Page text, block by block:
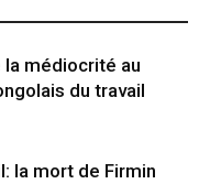
médiocrité au
du travail
la mort de Firmin